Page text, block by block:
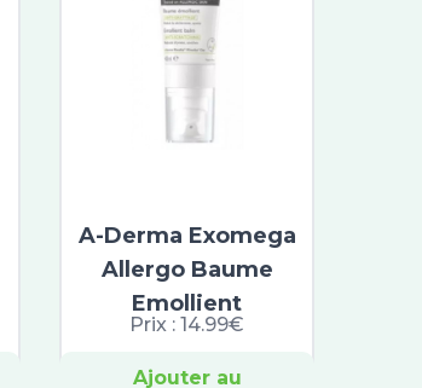
A-Derma Exomega
Allergo Baume
Emollient
Prix :14.99€
Ajouter au